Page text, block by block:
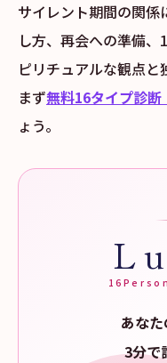
サイレント期間の関
し方、再会への準備
ピリチュアルな観点と
まず無料16タイプ診断
ょう。
あなた
3分で